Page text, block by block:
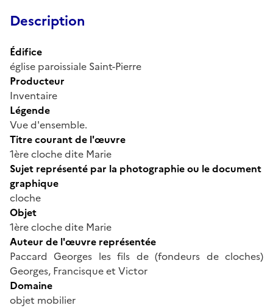
Description
Édifice
église paroissiale Saint-Pierre
Producteur
Inventaire
Légende
Vue d'ensemble.
Titre courant de l'œuvre
1ère cloche dite Marie
Sujet représenté par la photographie ou le document
graphique
cloche
Objet
1ère cloche dite Marie
Auteur de l'œuvre représentée
Paccard Georges les fils de (fondeurs de cloches)
Georges, Francisque et Victor
Domaine
objet mobilier